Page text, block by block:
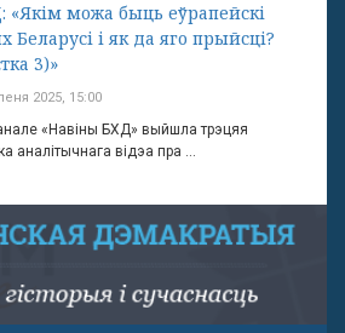
«Якім можа быць еўрапейскі
Беларусі і як да яго прыйсці?
3)»
2025, 15:00
«Навіны БХД» выйшла трэцяя
аналітычнага відэа пра ...